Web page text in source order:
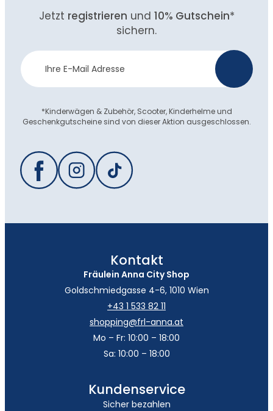
Jetzt registrieren und 10% Gutschein*
sichern.
Newsletter
Anmeldung
*Kinderwägen & Zubehör, Scooter, Kinderhelme und
Geschenkgutscheine sind von dieser Aktion ausgeschlossen.
Kontakt
Fräulein Anna City Shop
Goldschmiedgasse 4-6, 1010 Wien
+43 1 533 82 11
shopping@frl-anna.at
Mo – Fr: 10:00 – 18:00
Sa: 10:00 – 18:00
Kundenservice
Sicher bezahlen